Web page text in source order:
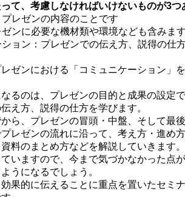
て、考慮しなければいけないものが3つ
レゼンの内容のことです
ンに必要な機材類や環境なども含みま
ョン：プレゼンでの伝え方、説得の仕
ゼンにおける「コミュニケーション」
るのは、プレゼンの目的と成果の設定
え方、説得の仕方を学びます。
ら、プレゼンの冒頭・中盤、そして最
レゼンの流れに沿って、考え方・進め
料のまとめ方などを解説していきます
いますので、今まで気づかなかった点
うになるでしょう。
果的に伝えることに重点を置いたセミ